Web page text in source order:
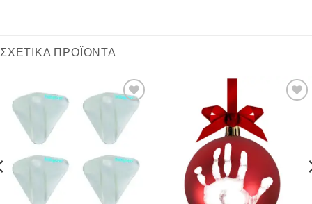
ΣΧΕΤΙΚΆ ΠΡΟΪΌΝΤΑ
Add to
wishlist